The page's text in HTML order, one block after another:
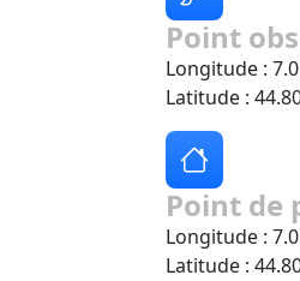
Point
Longitude :
Latitude :
Point de
Longitude :
Latitude :